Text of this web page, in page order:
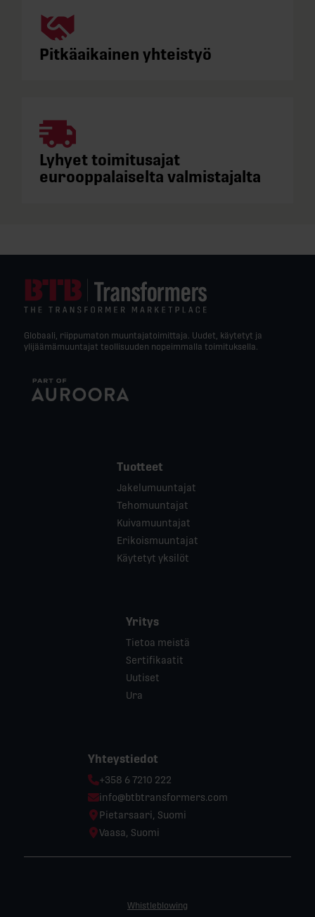
Pitkäaikainen yhteistyö
Lyhyet toimitusajat
eurooppalaiselta valmistajalta
Globaali, riippumaton muuntajatoimittaja. Uudet, käytetyt ja
ylijäämämuuntajat teollisuuden nopeimmalla toimituksella.
Tuotteet
Jakelumuuntajat
Tehomuuntajat
Kuivamuuntajat
Erikoismuuntajat
Käytetyt yksilöt
Yritys
Tietoa meistä
Sertifikaatit
Uutiset
Ura
Yhteystiedot
Phone:
+358 6 7210 222
Email:
info@btbtransformers.com
Location:
Pietarsaari, Suomi
Location:
Vaasa, Suomi
Whistleblowing